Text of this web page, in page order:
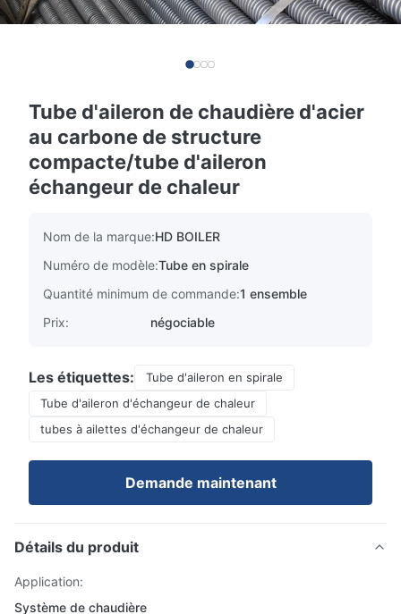
Tube d'aileron de chaudière d'acier
au carbone de structure
compacte/tube d'aileron
échangeur de chaleur
Nom de la marque:HD BOILER
Numéro de modèle:Tube en spirale
Quantité minimum de commande:1 ensemble
Prix:
négociable
Les étiquettes:
Tube d'aileron en spirale
Tube d'aileron d'échangeur de chaleur
tubes à ailettes d'échangeur de chaleur
Demande maintenant
Détails du produit
Application:
Système de chaudière